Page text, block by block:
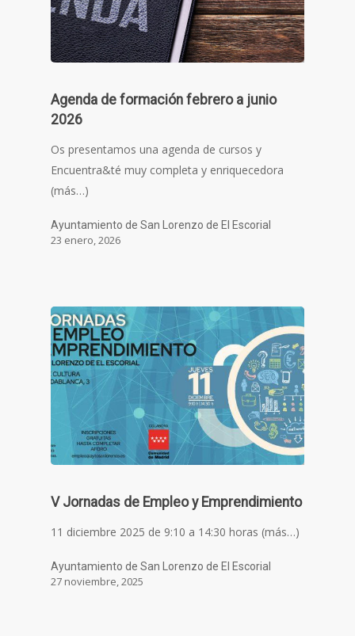
Agenda de formación febrero a junio
2026
Os presentamos una agenda de cursos y
Encuentra&té muy completa y enriquecedora
(más…)
Ayuntamiento de San Lorenzo de El Escorial
23 enero, 2026
V Jornadas de Empleo y Emprendimiento
11 diciembre 2025 de 9:10 a 14:30 horas (más…)
Ayuntamiento de San Lorenzo de El Escorial
27 noviembre, 2025